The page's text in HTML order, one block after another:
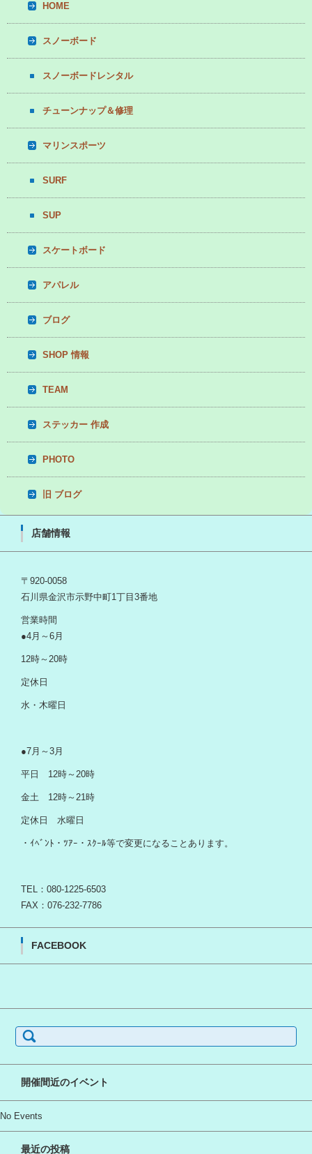
HOME
スノーボード
スノーボードレンタル
チューンナップ＆修理
マリンスポーツ
SURF
SUP
スケートボード
アパレル
ブログ
SHOP 情報
TEAM
ステッカー 作成
PHOTO
旧 ブログ
店舗情報
〒920-0058
石川県金沢市示野中町1丁目3番地
営業時間
●4月～6月
12時～20時
定休日
水・木曜日
●7月～3月
平日 12時～20時
金土 12時～21時
定休日 水曜日
・ｲﾍﾞﾝﾄ・ﾂｱｰ・ｽｸｰﾙ等で変更になることあります。
TEL：080-1225-6503
FAX：076-232-7786
FACEBOOK
索:
開催間近のイベント
No Events
最近の投稿